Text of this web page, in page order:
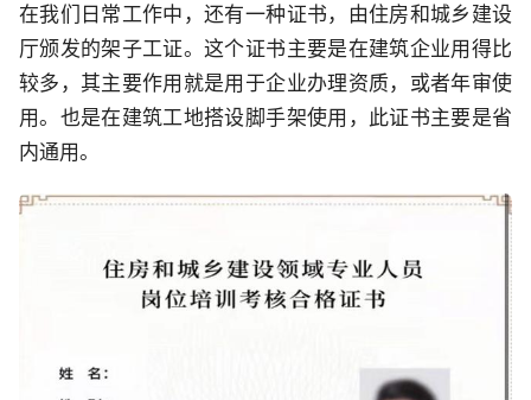
在我们日常工作中，还有一种证书，由住房和城乡建设
厅颁发的架子工证。这个证书主要是在建筑企业用得比
较多，其主要作用就是用于企业办理资质，或者年审使
用。也是在建筑工地搭设脚手架使用，此证书主要是省
内通用。